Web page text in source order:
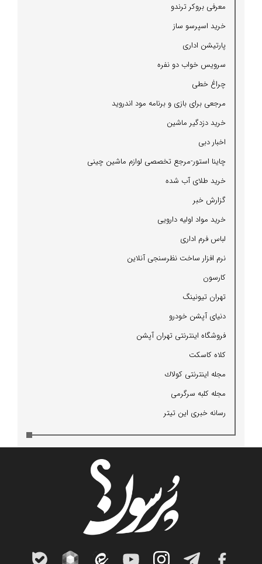
معرفی بروكر ترندو
خرید اسپرسو ساز
پارتیشن اداری
سرویس خواب دو نفره
چراغ خطی
مرجعی برای بازی و برنامه مود اندروید
خرید دزدگیر ماشین
اخبار دبی
چاینا استور-مرجع تخصصی لوازم ماشین چینی
خرید طلای آب شده
گزارش خبر
خرید مواد اولیه دارویی
لباس فرم اداری
نرم افزار ساخت نظرسنجی آنلاین
كارسون
تهران تیونینگ
دنیای آپشن خودرو
فروشگاه اینترنتی تهران آپشن
كلاه كاسكت
مجله اینترنتی كولاك
مجله كلبه سرگرمی
رسانه خبری این تیتر